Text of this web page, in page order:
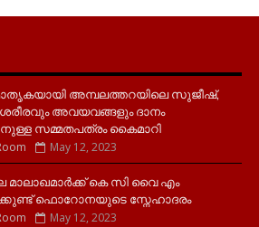
അമ്പലത്തറയിലെ സുജീഷ്,
അവയവങ്ങളും ദാനം
സമ്മതപത്രം കൈമാറി
May 12, 2023
മാലാഖമാർക്ക് കെ സി വൈ എം
ഫൊറോനയുടെ സ്നേഹാദരം
May 12, 2023